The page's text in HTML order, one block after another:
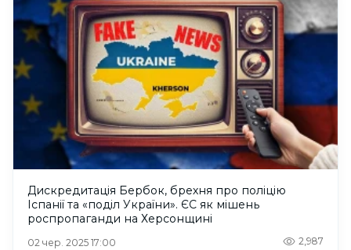
Дискредитація Бербок, брехня про поліцію
Іспанії та «поділ України». ЄС як мішень
роспропаганди на Херсонщині
02 чер. 2025 17:00 2,987